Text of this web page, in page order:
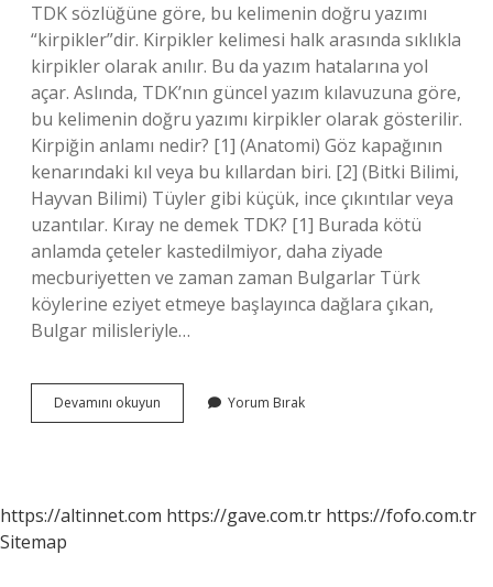
TDK sözlüğüne göre, bu kelimenin doğru yazımı
“kirpikler”dir. Kirpikler kelimesi halk arasında sıklıkla
kirpikler olarak anılır. Bu da yazım hatalarına yol
açar. Aslında, TDK’nın güncel yazım kılavuzuna göre,
bu kelimenin doğru yazımı kirpikler olarak gösterilir.
Kirpiğin anlamı nedir? [1] (Anatomi) Göz kapağının
kenarındaki kıl veya bu kıllardan biri. [2] (Bitki Bilimi,
Hayvan Bilimi) Tüyler gibi küçük, ince çıkıntılar veya
uzantılar. Kıray ne demek TDK? [1] Burada kötü
anlamda çeteler kastedilmiyor, daha ziyade
mecburiyetten ve zaman zaman Bulgarlar Türk
köylerine eziyet etmeye başlayınca dağlara çıkan,
Bulgar milisleriyle…
Devamını okuyun
Ne
Yorum Bırak
https://altinnet.com https://gave.com.tr https://fofo.com.tr
Sitemap